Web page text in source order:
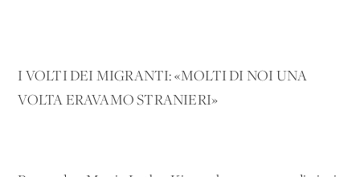
I VOLTI DEI MIGRANTI: «MOLTI DI NOI UNA
VOLTA ERAVAMO STRANIERI»